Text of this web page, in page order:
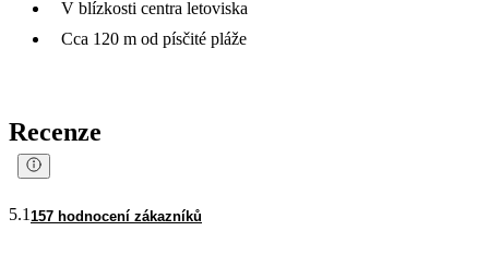
V blízkosti centra letoviska
Cca 120 m od písčité pláže
Recenze
5.1 157 hodnocení zákazníků